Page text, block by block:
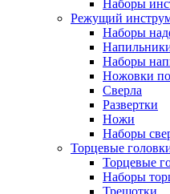
Наборы
Режущий
Наборы
Наборы
Ножовки
Сверла
Развертки
Ножи
Наборы
Торцевые
Торцевые
Наборы
Трещотки